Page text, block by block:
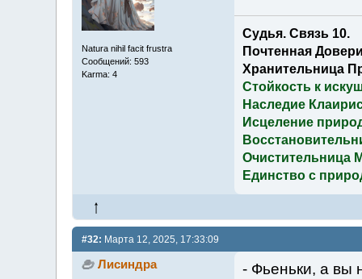
Natura nihil facit frustra
Сообщений: 593
Karma: 4
Судья. Связь 10.
Почтенная
Хранительница
Стойкость к
Наследие
Исцеление
Очистительница
Единство с
#32: Марта 12, 2025, 17:33:09
Лисиндра
- Фьеньки, а вы